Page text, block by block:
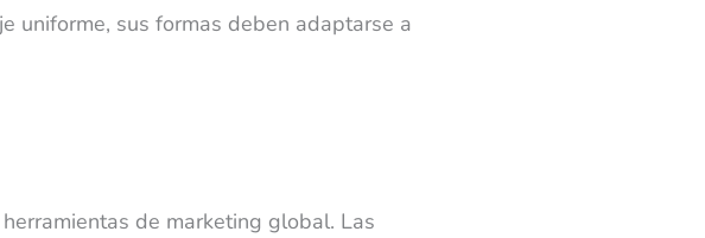
uniforme, sus formas deben adaptarse a
de marketing global. Las